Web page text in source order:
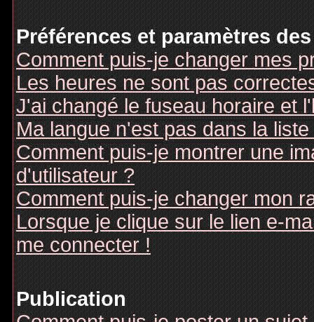
Préférences et paramètres
Comment puis-je changer mes
Les heures ne sont pas
J'ai changé le fuseau horaire et
Ma langue n'est pas dans la liste
Comment puis-je montrer une
d'utilisateur ?
Comment puis-je changer mon
Lorsque je clique sur le lien e-
me connecter !
Publication